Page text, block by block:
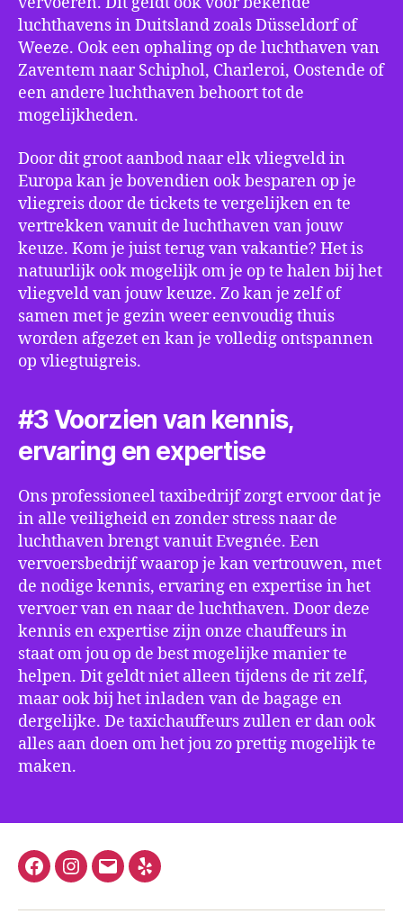
luchthavens in Duitsland zoals Düsseldorf of
Weeze. Ook een ophaling op de luchthaven van
Zaventem naar Schiphol, Charleroi, Oostende of
een andere luchthaven behoort tot de
mogelijkheden.
Door dit groot aanbod naar elk vliegveld in
Europa kan je bovendien ook besparen op je
vliegreis door de tickets te vergelijken en te
vertrekken vanuit de luchthaven van jouw
keuze. Kom je juist terug van vakantie? Het is
natuurlijk ook mogelijk om je op te halen bij het
vliegveld van jouw keuze. Zo kan je zelf of
samen met je gezin weer eenvoudig thuis
worden afgezet en kan je volledig ontspannen
op vliegtuigreis.
#3 Voorzien van kennis,
ervaring en expertise
Ons professioneel taxibedrijf zorgt ervoor dat je
in alle veiligheid en zonder stress naar de
luchthaven brengt vanuit Evegnée. Een
vervoersbedrijf waarop je kan vertrouwen, met
de nodige kennis, ervaring en expertise in het
vervoer van en naar de luchthaven. Door deze
kennis en expertise zijn onze chauffeurs in
staat om jou op de best mogelijke manier te
helpen. Dit geldt niet alleen tijdens de rit zelf,
maar ook bij het inladen van de bagage en
dergelijke. De taxichauffeurs zullen er dan ook
alles aan doen om het jou zo prettig mogelijk te
maken.
FacebookInstagram
E-
Yelp